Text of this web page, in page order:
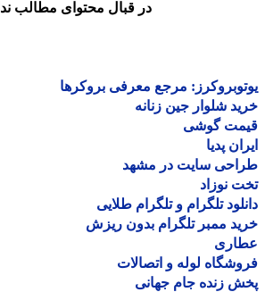
در قبال محتوای مطالب ندارد.
مرجع معرفی بروکرها
شلوار جین زنانه
گوشی
پدیا
سایت در مشهد
نوزاد
تلگرام و تلگرام طلایی
ممبر تلگرام بدون ریزش
لوله و اتصالات
زنده جام جهانی